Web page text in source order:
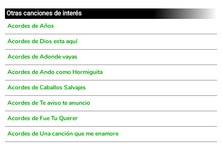
Otras canciones de interés
Acordes de Años
Acordes de Dios esta aquí
Acordes de Adonde vayas
Acordes de Ando como Hormiguita
Acordes de Caballos Salvajes
Acordes de Te aviso te anuncio
Acordes de Fue Tu Querer
Acordes de Una canción que me enamore